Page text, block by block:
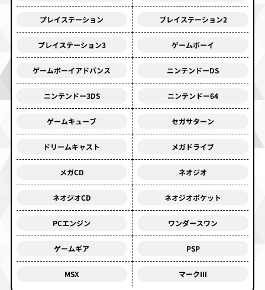
プレイステーション プレイステーション2
プレイステーション3 ゲームボーイ
ゲームボーイアドバンス ニンテンドーDS
ニンテンドー3DS ニンテンドー64
ゲームキューブ セガサターン
ドリームキャスト メガドライブ
メガCD ネオジオ
ネオジオCD ネオジオポケット
PCエンジン ワンダースワン
ゲームギア PSP
MSX マークⅢ